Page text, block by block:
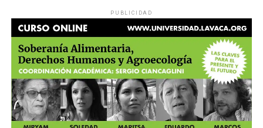
PUBLICIDAD